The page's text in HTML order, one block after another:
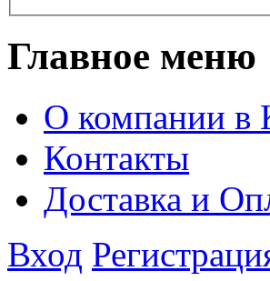
Главное меню
О компании в
Контакты
Доставка и
Вход